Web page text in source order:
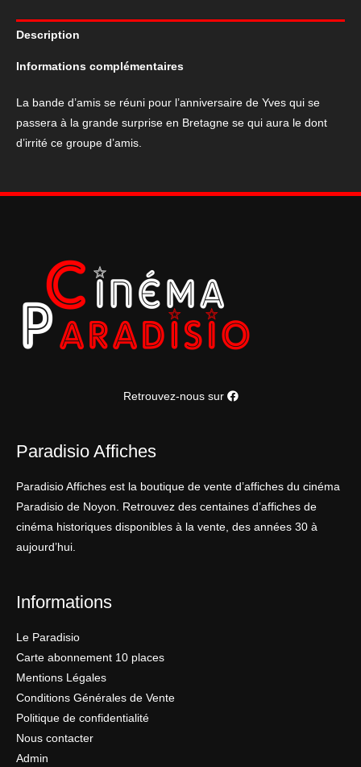
du
film
"Plancha"
Description
Informations complémentaires
La bande d’amis se réuni pour l’anniversaire de Yves qui se
passera à la grande surprise en Bretagne se qui aura le dont
d’irrité ce groupe d’amis.
Retrouvez-nous sur
Paradisio Affiches
Paradisio Affiches est la boutique de vente d’affiches du cinéma
Paradisio de Noyon. Retrouvez des centaines d’affiches de
cinéma historiques disponibles à la vente, des années 30 à
aujourd’hui.
Informations
Le Paradisio
Carte abonnement 10 places
Mentions Légales
Conditions Générales de Vente
Politique de confidentialité
Nous contacter
Admin